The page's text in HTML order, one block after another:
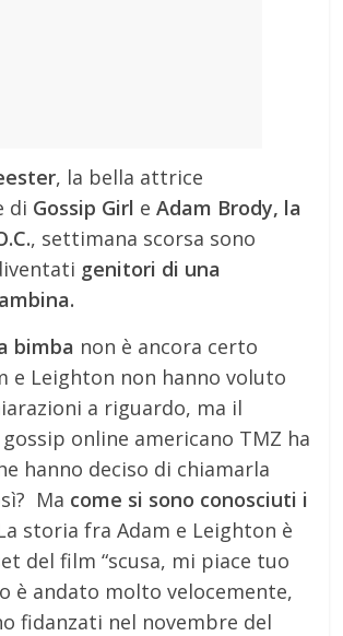
, la bella attrice
di Gossip Girl eAdam Brody, la
, settimana scorsa sono
genitori di una
bimba non è ancora certo
e Leighton non hanno voluto
a riguardo, ma il
online americano TMZ ha
hanno deciso di chiamarla
Ma come si sono conosciuti i
storia fra Adam e Leighton è
del film “scusa, mi piace tuo
è andato molto velocemente,
fidanzati nel novembre del